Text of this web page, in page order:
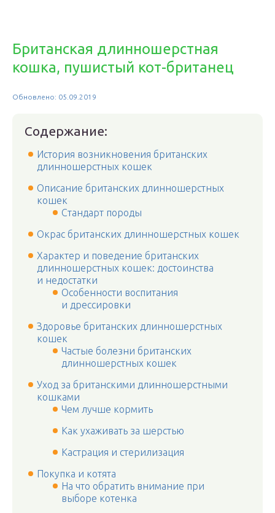
Британская длинношерстная
кошка, пушистый кот-британец
Обновлено: 05.09.2019
Содержание:
История возникновения британских
длинношерстных кошек
Описание британских длинношерстных
кошек
Стандарт породы
Окрас британских длинношерстных кошек
Характер и поведение британских
длинношерстных кошек: достоинства
и недостатки
Особенности воспитания
и дрессировки
Здоровье британских длинношерстных
кошек
Частые болезни британских
длинношерстных кошек
Уход за британскими длинношерстными
кошками
Чем лучше кормить
Как ухаживать за шерстью
Кастрация и стерилизация
Покупка и котята
На что обратить внимание при
выборе котенка